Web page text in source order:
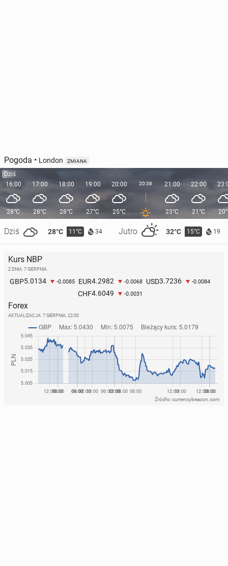
Pogoda • London ZMIANA
Dziś
16:00
28°C
Dziś 28°C 11°C 34 Jutro 32°C 15°C 19
17:00
28°C
18:00
28°C
19:00
27°C
20:00
25°C
20:38 21:00
23°C
22:00
21°C
Kurs NBP
Z DNIA: 7 SIERPNIA
GBP5.0134 -0.0085 EUR4.2982 -0.0068 USD3.7236 -0.0084
CHF4.6049 -0.0031
Forex
AKTUALIZACJA: 7 SIERPNIA, 22:00
Źródło: currencybeacon.com